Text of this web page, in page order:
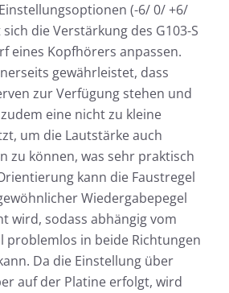
(-6/ 0/ +6/
die Verstärkung des G103-S
eines Kopfhörers anpassen.
gewährleistet, dass
zur Verfügung stehen und
eine nicht zu kleine
um die Lautstärke auch
zu können, was sehr praktisch
kann die Faustregel
Wiedergabepegel
wird, sodass abhängig vom
problemlos in beide Richtungen
Da die Einstellung über
auf der Platine erfolgt, wird